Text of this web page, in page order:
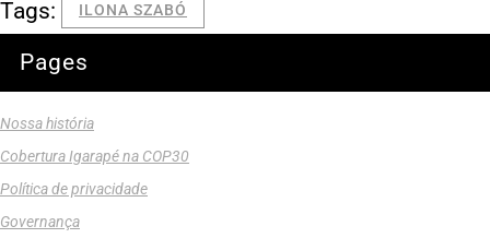
Tags: ILONA SZABÓ
Pages
Nossa história
Cobertura Igarapé na COP30
Política de privacidade
Governança